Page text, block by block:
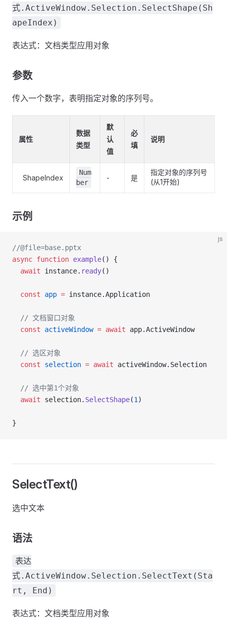
式.ActiveWindow.Selection.SelectShape(Sh
apeIndex)
表达式：文档类型应用对象
参数
传入一个数字，表明指定对象的序列号。
属性
数据
类型
默
认
值
必
填
说明
ShapeIndex
Num
ber
- 是
指定对象的序列号
(从1开始)
示例
js
//@file=base.pptx
async function example() {
  await
instance. ready()
  const
app = instance.Application
  // 文档窗口对象
  const
activeWindow = await app.ActiveWindow
  // 选区对象
  const
selection = await activeWindow.Selection
  // 选中第1个对象
  await
selection. SelectShape(1 )
}
SelectText()
选中文本
语法
表达
式.ActiveWindow.Selection.SelectText(Sta
rt, End)
表达式：文档类型应用对象